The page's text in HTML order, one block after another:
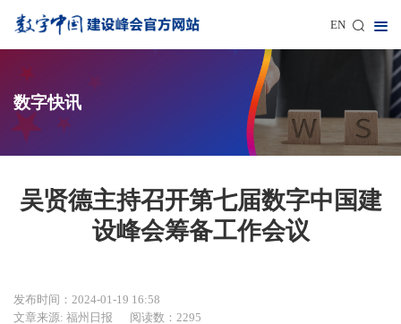
EN
数字快讯
吴贤德主持召开第七届数字中国建
设峰会筹备工作会议
发布时间：2024-01-19 16:58
文章来源: 福州日报
阅读数：2295